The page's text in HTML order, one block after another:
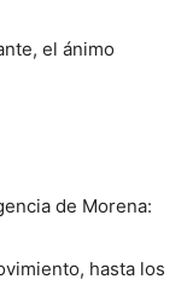
el ánimo
de Morena:
hasta los